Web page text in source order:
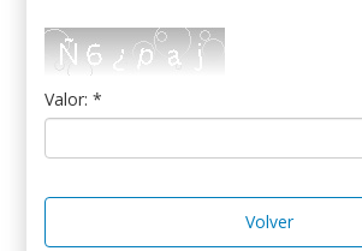
Valor: *
Volver